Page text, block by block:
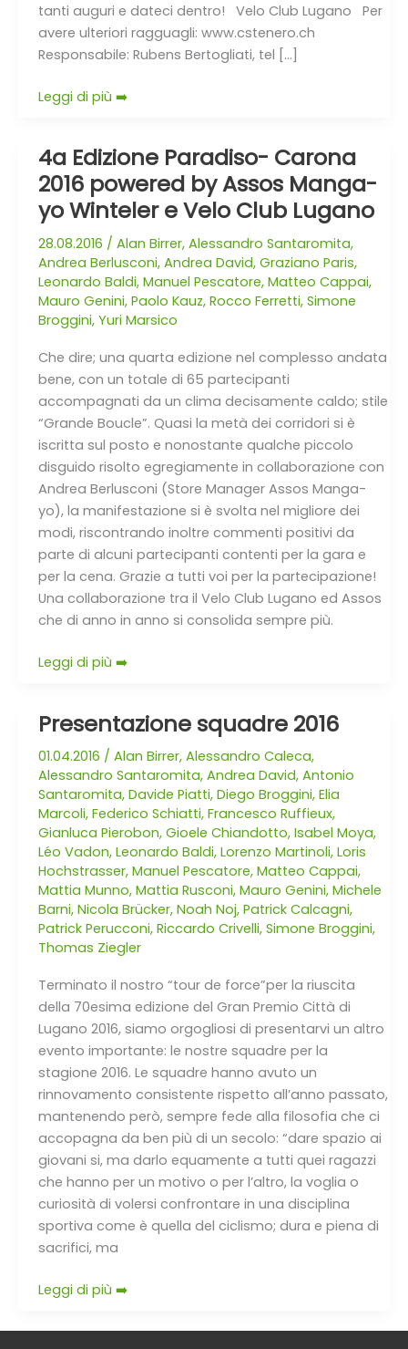
tanti auguri e dateci dentro! Velo Club Lugano Per
avere ulteriori ragguagli: www.cstenero.ch
Responsabile: Rubens Bertogliati, tel […]
Leggi di più ➡️
4a Edizione Paradiso- Carona
2016 powered by Assos Manga-
yo Winteler e Velo Club Lugano
28.08.2016 / Alan Birrer, Alessandro Santaromita,
Andrea Berlusconi, Andrea David, Graziano Paris,
Leonardo Baldi, Manuel Pescatore, Matteo Cappai,
Mauro Genini, Paolo Kauz, Rocco Ferretti, Simone
Broggini, Yuri Marsico
Che dire; una quarta edizione nel complesso andata
bene, con un totale di 65 partecipanti
accompagnati da un clima decisamente caldo; stile
“Grande Boucle”. Quasi la metà dei corridori si è
iscritta sul posto e nonostante qualche piccolo
disguido risolto egregiamente in collaborazione con
Andrea Berlusconi (Store Manager Assos Manga-
yo), la manifestazione si è svolta nel migliore dei
modi, riscontrando inoltre commenti positivi da
parte di alcuni partecipanti contenti per la gara e
per la cena. Grazie a tutti voi per la partecipazione!
Una collaborazione tra il Velo Club Lugano ed Assos
che di anno in anno si consolida sempre più.
4a
Edizione
Paradiso-
Carona
2016
powered
by
Assos
Manga-
yo
Winteler
e
Velo
Club
Lugano
Leggi di più ➡️
Presentazione squadre 2016
01.04.2016 / Alan Birrer, Alessandro Caleca,
Alessandro Santaromita, Andrea David, Antonio
Santaromita, Davide Piatti, Diego Broggini, Elia
Marcoli, Federico Schiatti, Francesco Ruffieux,
Gianluca Pierobon, Gioele Chiandotto, Isabel Moya,
Léo Vadon, Leonardo Baldi, Lorenzo Martinoli, Loris
Hochstrasser, Manuel Pescatore, Matteo Cappai,
Mattia Munno, Mattia Rusconi, Mauro Genini, Michele
Barni, Nicola Brücker, Noah Noj, Patrick Calcagni,
Patrick Perucconi, Riccardo Crivelli, Simone Broggini,
Thomas Ziegler
Terminato il nostro “tour de force”per la riuscita
della 70esima edizione del Gran Premio Città di
Lugano 2016, siamo orgogliosi di presentarvi un altro
evento importante: le nostre squadre per la
stagione 2016. Le squadre hanno avuto un
rinnovamento consistente rispetto all’anno passato,
mantenendo però, sempre fede alla filosofia che ci
accopagna da ben più di un secolo: “dare spazio ai
giovani si, ma darlo equamente a tutti quei ragazzi
che hanno per un motivo o per l’altro, la voglia o
curiosità di volersi confrontare in una disciplina
sportiva come è quella del ciclismo; dura e piena di
sacrifici, ma
Presentazione
2016
Leggi di più ➡️